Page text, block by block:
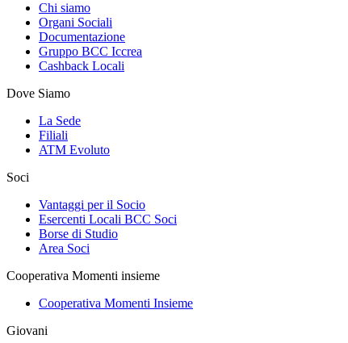
Chi siamo
Organi Sociali
Documentazione
Gruppo BCC Iccrea
Cashback Locali
Dove Siamo
La Sede
Filiali
ATM Evoluto
Soci
Vantaggi per il Socio
Esercenti Locali BCC Soci
Borse di Studio
Area Soci
Cooperativa Momenti insieme
Cooperativa Momenti Insieme
Giovani